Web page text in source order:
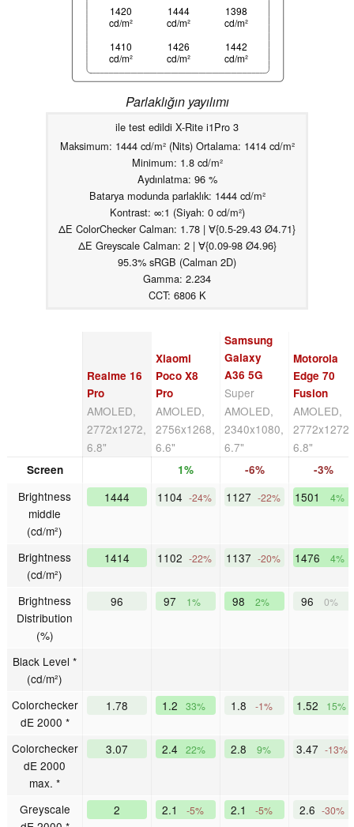
1420
cd/m²
1444
cd/m²
1398
cd/m²
1410
cd/m²
1426
cd/m²
1442
cd/m²
Parlaklığın yayılımı
ile test edildi X-Rite i1Pro 3
Maksimum: 1444 cd/m² (Nits) Ortalama: 1414 cd/m²
Minimum: 1.8 cd/m²
Aydınlatma: 96 %
Batarya modunda parlaklık: 1444 cd/m²
Kontrast: ∞:1 (Siyah: 0 cd/m²)
ΔE ColorChecker Calman: 1.78 | ∀{0.5-29.43 Ø4.71}
ΔE Greyscale Calman: 2 | ∀{0.09-98 Ø4.96}
95.3% sRGB (Calman 2D)
Gamma: 2.234
CCT: 6806 K
Realme 16
Pro
AMOLED,
2772x1272,
6.8"
Xiaomi
Poco X8
Pro
AMOLED,
2756x1268,
6.6"
Samsung
Galaxy
A36 5G
Super
AMOLED,
2340x1080,
6.7"
Motorola
Edge 70
Fusion
AMOLED,
2772x1272,
6.8"
Screen 1% -6% -3%
Brightness
middle
(cd/m²)
1444 1104 -24% 1127 -22% 1501 4%
Brightness
(cd/m²)
1414 1102 -22% 1137 -20% 1476 4%
Brightness
Distribution
(%)
96 97 1% 98 2% 96 0%
Black Level *
(cd/m²)
Colorchecker
dE 2000 *
1.78 1.2 33% 1.8 -1% 1.52 15%
Colorchecker
dE 2000
max. *
3.07 2.4 22% 2.8 9% 3.47 -13%
Greyscale
2 2.1 -5% 2.1 -5% 2.6 -30%